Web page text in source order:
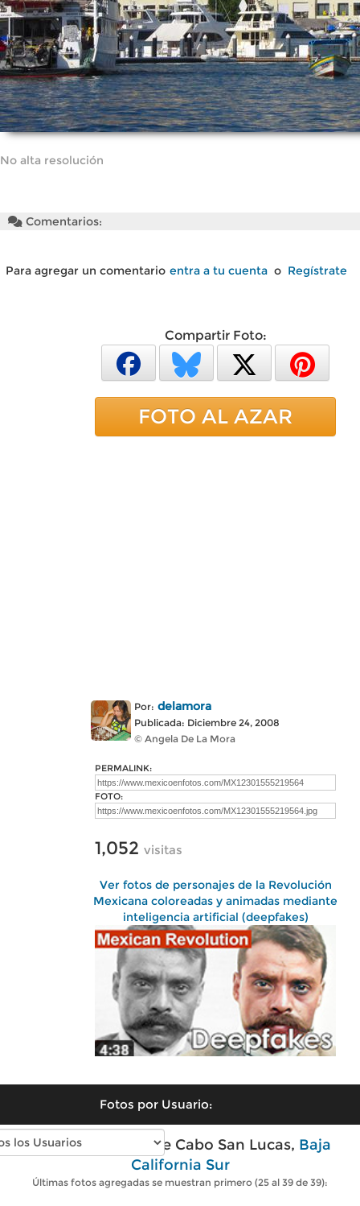
No alta resolución
Comentarios:
Para agregar un comentario entra a tu cuenta o Regístrate
Compartir Foto:
FOTO AL AZAR
Por: delamora
Publicada: Diciembre 24, 2008
© Angela De La Mora
PERMALINK:
FOTO:
1,052 visitas
Ver fotos de personajes de la Revolución
Mexicana coloreadas y animadas mediante
inteligencia artificial (deepfakes)
Fotos por Usuario:
Fotos modernas de Cabo San Lucas, Baja
California Sur
Últimas fotos agregadas se muestran primero (25 al 39 de 39):